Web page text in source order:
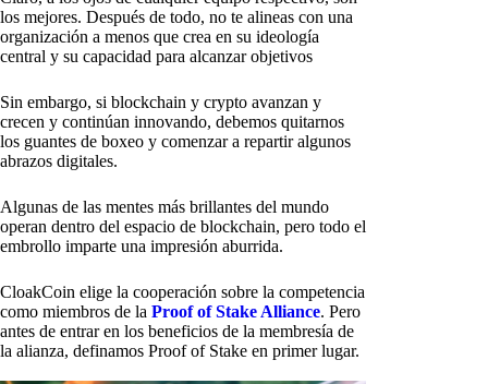
los mejores. Después de todo, no te alineas con una
organización a menos que crea en su ideología
central y su capacidad para alcanzar objetivos
Sin embargo, si blockchain y crypto avanzan y
crecen y continúan innovando, debemos quitarnos
los guantes de boxeo y comenzar a repartir algunos
abrazos digitales.
Algunas de las mentes más brillantes del mundo
operan dentro del espacio de blockchain, pero todo el
embrollo imparte una impresión aburrida.
CloakCoin elige la cooperación sobre la competencia
como miembros de la Proof of Stake Alliance. Pero
antes de entrar en los beneficios de la membresía de
la alianza, definamos Proof of Stake en primer lugar.